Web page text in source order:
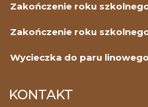
Zakończenie roku
Zakończenie roku
Wycieczka do paru
KONTAKT